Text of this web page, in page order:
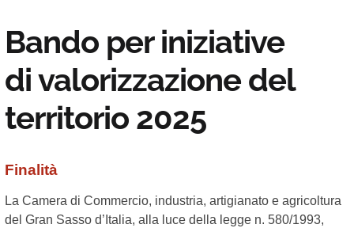
Bando per iniziative
di valorizzazione del
territorio 2025
Finalità
La Camera di Commercio, industria, artigianato e agricoltura
del Gran Sasso d’Italia, alla luce della legge n. 580/1993,